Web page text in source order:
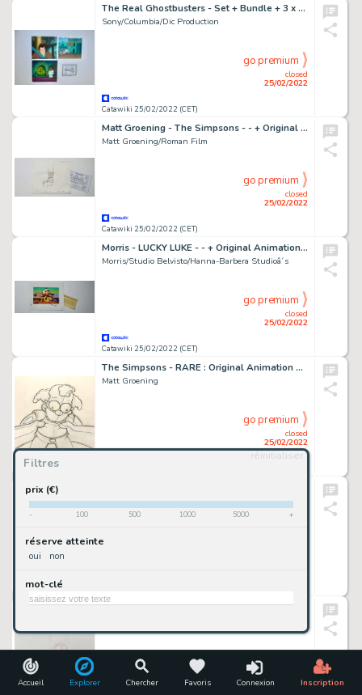
Accueil Explorer Chercher Favoris Connexion Inscription
Filtres
réinitialiser
prix (€)
- 100 500 1000 5000 +
réserve atteinte
oui non
mot-clé
The Real Ghostbusters - Set + Bundle + 3 x Original Production Cels + Certifikat of Authenticity - Exemplaire unique - (1986/1991)
Sony/Columbia/Dic Production
Catawiki 25/02/2022 (CET)
closed
25/02/2022
go premium
Matt Groening - The Simpsons - - + Original Animation Production Drawing + - Exemplaire unique - (1989/2021)
Matt Groening/Roman Film
Catawiki 25/02/2022 (CET)
closed
25/02/2022
go premium
Morris - LUCKY LUKE - - + Original Animation Production Cel + Certifikat of Authenticity - Exemplaire unique - (1984)
Morris/Studio Belvisto/Hanna-Barbera Studioâ´s
Catawiki 25/02/2022 (CET)
closed
25/02/2022
go premium
The Simpsons - RARE : Original Animation Drawing of Killer Krusty Doll EP14/SEASON15 DELETED SCENE
Matt Groening
closed
25/02/2022
go premium
Hergé
25/02/2022
go premium